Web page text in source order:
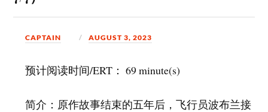
CAPTAIN AUGUST 3, 2023
预计阅读时间/ERT： 69 minute(s)
简介：原作故事结束的五年后，飞行员波布兰接